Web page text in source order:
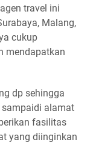
travel ini
Malang,
cukup
mendapatkan
dp sehingga
sampaidi alamat
fasilitas
yang diinginkan